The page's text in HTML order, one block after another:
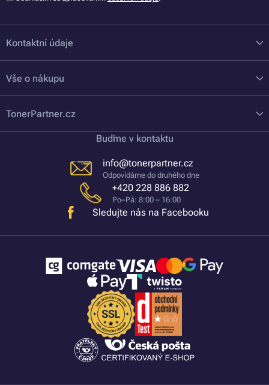
Kontaktní údaje
Vše o nákupu
TonerPartner.cz
Buďme v kontaktu
info@tonerpartner.cz
Odpovídáme do druhého dne
+420 228 886 882
Po–Pá: 8:00 – 16:00
Sledujte nás na Facebooku